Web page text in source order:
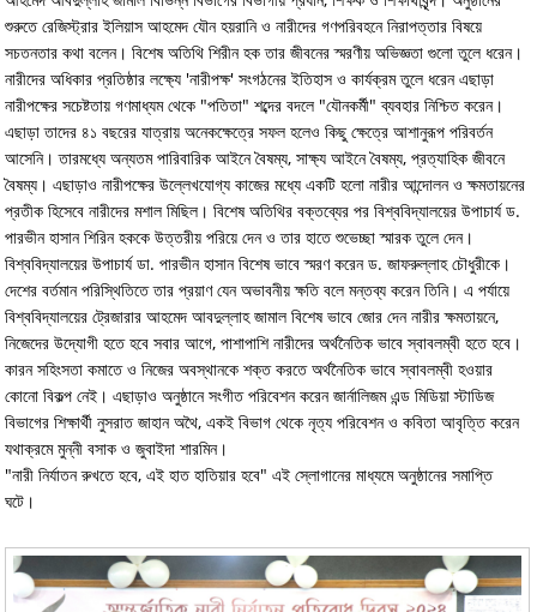
শুরুতে রেজিস্ট্রার ইলিয়াস আহমেদ যৌন হয়রানি ও নারীদের গণপরিবহনে নিরাপত্তার বিষয়ে
সচতনতার কথা বলেন। বিশেষ অতিথি শিরীন হক তার জীবনের স্মরণীয় অভিজ্ঞতা গুলো তুলে ধরেন।
নারীদের অধিকার প্রতিষ্ঠার লক্ষ্যে 'নারীপক্ষ' সংগঠনের ইতিহাস ও কার্যক্রম তুলে ধরেন এছাড়া
নারীপক্ষের সচেষ্টতায় গণমাধ্যম থেকে "পতিতা" শব্দের বদলে "যৌনকর্মী" ব্যবহার নিশ্চিত করেন।
এছাড়া তাদের ৪১ বছরের যাত্রায় অনেকক্ষেত্রে সফল হলেও কিছু ক্ষেত্রে আশানুরূপ পরিবর্তন
আসেনি। তারমধ্যে অন্যতম পারিবারিক আইনে বৈষম্য, সাক্ষ্য আইনে বৈষম্য, প্রত্যাহিক জীবনে
বৈষম্য। এছাড়াও নারীপক্ষের উল্লেখযোগ্য কাজের মধ্যে একটি হলো নারীর আন্দোলন ও ক্ষমতায়নের
প্রতীক হিসেবে নারীদের মশাল মিছিল। বিশেষ অতিথির বক্তব্যের পর বিশ্ববিদ্যালয়ের উপাচার্য ড.
পারভীন হাসান শিরিন হককে উত্তরীয় পরিয়ে দেন ও তার হাতে শুভেচ্ছা স্মারক তুলে দেন।
বিশ্ববিদ্যালয়ের উপাচার্য ডা. পারভীন হাসান বিশেষ ভাবে স্মরণ করেন ড. জাফরুল্লাহ চৌধুরীকে।
দেশের বর্তমান পরিস্থিতিতে তার প্রয়াণ যেন অভাবনীয় ক্ষতি বলে মন্তব্য করেন তিনি। এ পর্যায়ে
বিশ্ববিদ্যালয়ের ট্রেজারার আহমেদ আবদুল্লাহ জামাল বিশেষ ভাবে জোর দেন নারীর ক্ষমতায়নে,
নিজেদের উদ্যোগী হতে হবে সবার আগে, পাশাপাশি নারীদের অর্থনৈতিক ভাবে স্বাবলম্বী হতে হবে।
কারন সহিংসতা কমাতে ও নিজের অবস্থানকে শক্ত করতে অর্থনৈতিক ভাবে স্বাবলম্বী হওয়ার
কোনো বিকল্প নেই। এছাড়াও অনুষ্ঠানে সংগীত পরিবেশন করেন জার্নালিজম এন্ড মিডিয়া স্টাডিজ
বিভাগের শিক্ষার্থী নুসরাত জাহান অথৈ, একই বিভাগ থেকে নৃত্য পরিবেশন ও কবিতা আবৃত্তি করেন
যথাক্রমে মুন্নী বসাক ও জুবাইদা শারমিন।
"নারী নির্যাতন রুখতে হবে, এই হাত হাতিয়ার হবে" এই স্লোগানের মাধ্যমে অনুষ্ঠানের সমাপ্তি
ঘটে।